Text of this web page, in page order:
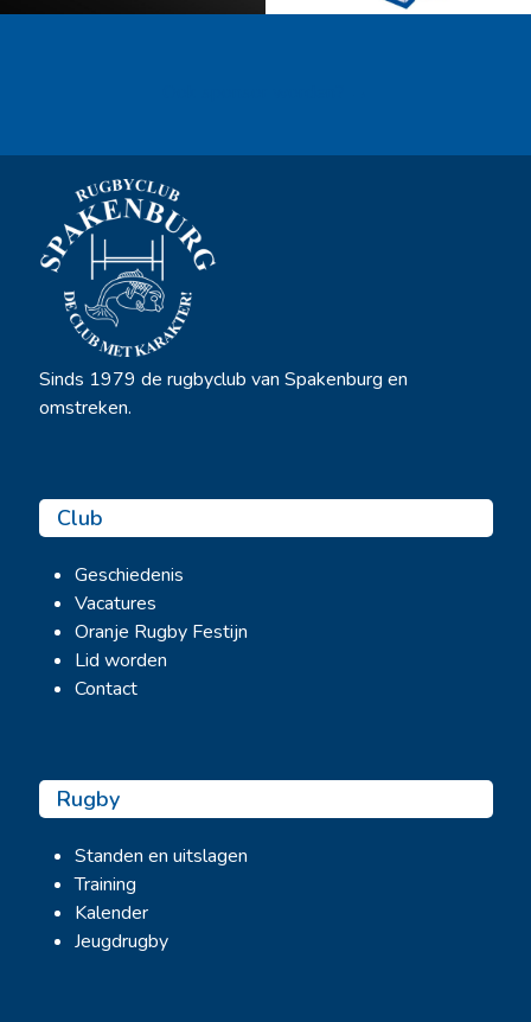
Sinds 1979 de rugbyclub van Spakenburg en
omstreken.
Club
Geschiedenis
Vacatures
Oranje Rugby Festijn
Lid worden
Contact
Rugby
Standen en uitslagen
Training
Kalender
Jeugdrugby